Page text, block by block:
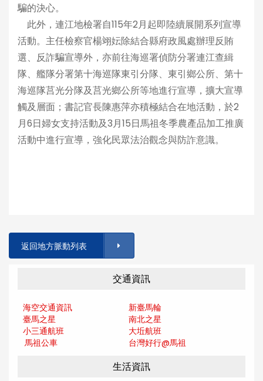
騙的決心。
此外，連江地檢署自115年2月起即陸續展開系列宣導
活動。主任檢察官楊翊妘除結合縣府政風處辦理反賄
選、反詐騙宣導外，亦前往海巡署偵防分署連江查緝
隊、艦隊分署第十海巡隊東引分隊、東引鄉公所、第十
海巡隊莒光分隊及莒光鄉公所等地進行宣導，擴大宣導
觸及層面；書記官長陳惠萍亦積極結合在地活動，於2
月6日婦女支持活動及3月15日馬祖冬季農產品加工推廣
活動中進行宣導，強化民眾法治觀念與防詐意識。
返回地方脈動列表
交通資訊
海空交通資訊
新臺馬輪
臺馬之星
南北之星
小三通航班
大坵航班
馬祖公車
台灣好行@馬祖
生活資訊